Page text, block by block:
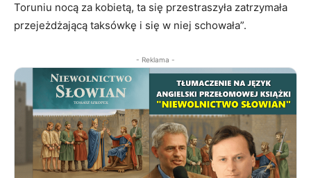
Toruniu nocą za kobietą, ta się przestraszyła zatrzymała
przejeżdżającą taksówkę i się w niej schowała”.
- Reklama -